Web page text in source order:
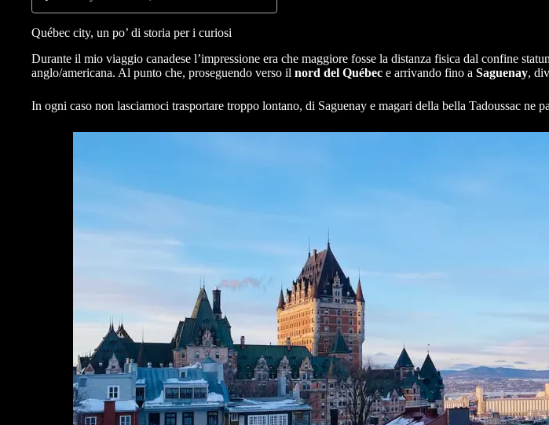
Québec city, un po’ di storia per i curiosi
Durante il mio viaggio canadese l’impressione era che maggiore fosse la distanza fisica dal confine
anglo/americana. Al punto che, proseguendo verso il nord del Québec e arrivando fino a Saguenay,
In ogni caso non lasciamoci trasportare troppo lontano, di Saguenay e magari della bella Tadoussac ne